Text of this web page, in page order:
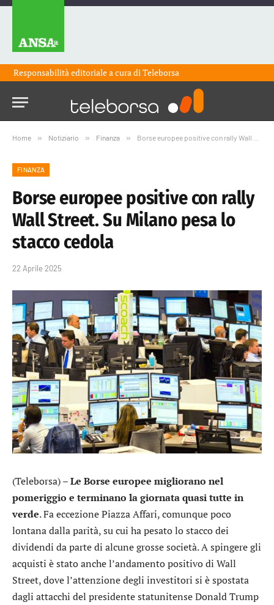
Responsabilità editoriale a cura diTeleborsa
Home » Notiziario » Finanza » Borse europee positive con rally Wall Street. Su Milano pesa lo stacco cedola
FINANZA
Borse europee positive con rally
Wall Street. Su Milano pesa lo
stacco cedola
22 Aprile 2025
(Teleborsa) –Le Borse europee migliorano nel
pomeriggio e terminano la giornata quasi tutte in
verde. Fa eccezione Piazza Affari, comunque poco
lontana dalla parità, su cui ha pesato lo stacco dei
dividendi da parte di alcune grosse società. A spingere gli
acquisti è stato anche l’andamento positivo di Wall
Street, dove l’attenzione degli investitori si è spostata
dagli attacchi del presidente statunitense Donald Trump